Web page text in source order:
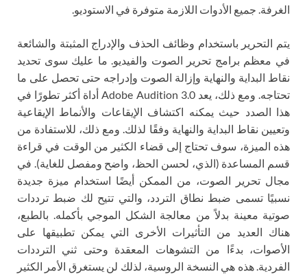
الغرفة. جميع الأدوات اللازمة متوفرة في الاستوديو.
يتم التحرير باستخدام وظائف الحذف والإدراج المثبتة والشائعة
في معظم برامج تحرير الصوت والفيديو. ما عليك سوى تحديد
نقاط البداية والنهاية وإزالة الصوت وإدراجه حتى تحصل على ما
تحتاجه. ومع ذلك، يعد Adobe Audition 3.0 أداة أكثر تطورًا في
هذا الصدد حيث يمكنه اكتشاف الإيقاعات والأنماط الإيقاعية
وتعيين نقاط البداية والنهاية وفقًا لذلك. ومع ذلك، للاستفادة من
هذه الميزة، سوف تحتاج إلى قضاء الكثير من الوقت في قراءة
قسم المساعدة (الذي، لحسن الحظ، واضح ومفصل للغاية). في
مجال تحرير الصوت، من الممكن أيضًا استخدام ميزة جديدة
نسبيًا تسمى ضبط نطاق التردد، والتي تتيح لك ضبط ترددات
صوتية معينة بدلاً من معالجة الشكل الموجي بأكمله. بالطبع،
هناك العديد من التأثيرات الأخرى التي يمكن تطبيقها على
الأصوات، بدءًا من التشوهات المعقدة وحتى ثني الترددات
الفردية. هذه هي النسخة الروسية، لذلك لن يستغرق الأمر الكثير